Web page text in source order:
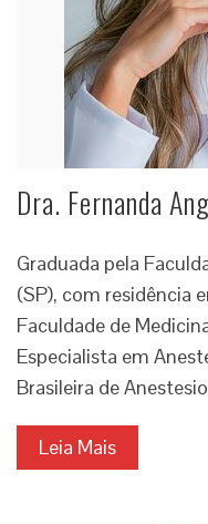
Dra. Fernanda
Graduada pela
(SP), com residência
Faculdade de
Especialista em
Brasileira de
Leia Mais